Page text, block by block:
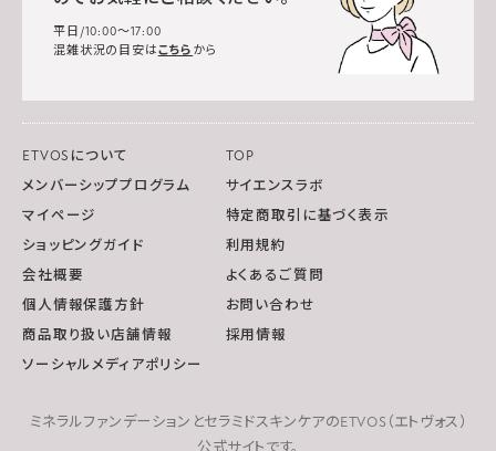
平日/10:00～17:00
混雑状況の目安はこちら から
ETVOSについて
TOP
メンバーシッププログラム
サイエンスラボ
マイページ
特定商取引に基づく表示
ショッピングガイド
利用規約
会社概要
よくあるご質問
個人情報保護方針
お問い合わせ
商品取り扱い店舗情報
採用情報
ソーシャルメディアポリシー
ミネラルファンデーションとセラミドスキンケアのETVOS（エトヴォス）
公式サイトです。